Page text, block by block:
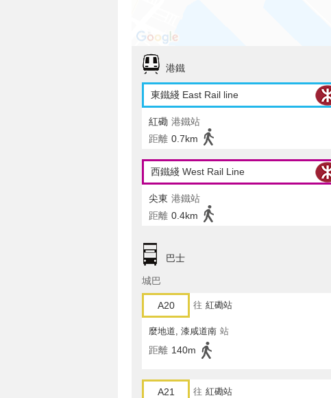
港鐵
東鐵綫 East Rail line
紅磡 港鐵站
距離 0.7km
西鐵綫 West Rail Line
尖東 港鐵站
距離 0.4km
巴士
城巴
A20 往 紅磡站
麼地道, 漆咸道南 站
距離 140m
A21 往 紅磡站